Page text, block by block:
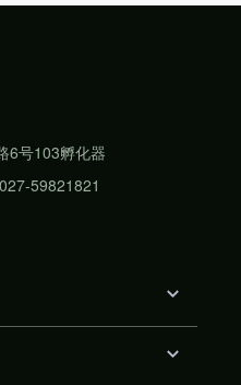
6号103孵化器
59821821